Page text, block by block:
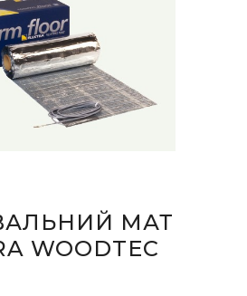
МАТ
WOODTEC